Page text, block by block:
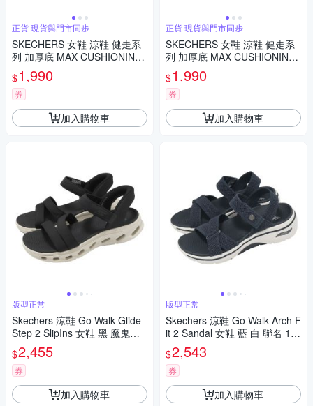
正貨 現貨與門市同步
SKECHERS 女鞋 涼鞋 健走系
列 加厚底 MAX CUSHIONING
FOAMIES 111126LTPK
$1,990
券
加入購物車
版型正常
Skechers 涼鞋 Go Walk Glide-
Step 2 SlipIns 女鞋 黑 魔鬼氈
141269BKW
$2,455
券
加入購物車
正貨 現貨與門市同步
SKECHERS 女鞋 涼鞋 健走系
列 加厚底 MAX CUSHIONING
FOAMIES 111126NAT
$1,990
券
加入購物車
版型正常
Skechers 涼鞋 Go Walk Arch F
it 2 Sandal 女鞋 藍 白 聯名 14
0878NVY
$2,543
券
加入購物車